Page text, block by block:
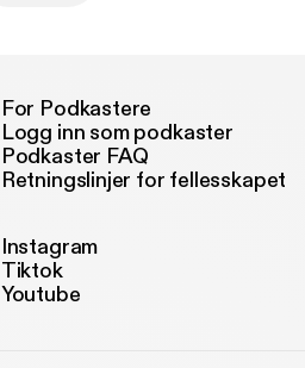
For Podkastere
Logg inn som podkaster
Podkaster FAQ
Retningslinjer for fellesskapet
Instagram
Tiktok
Youtube